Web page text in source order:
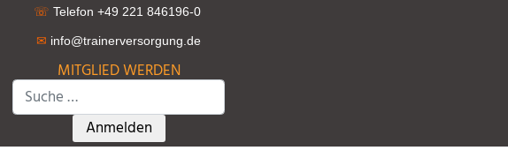
☏ Telefon +49 221 846196-0
✉ info@trainerversorgung.de
MITGLIED WERDEN
Suchen
Type 2 or more characters for results.
Anmelden